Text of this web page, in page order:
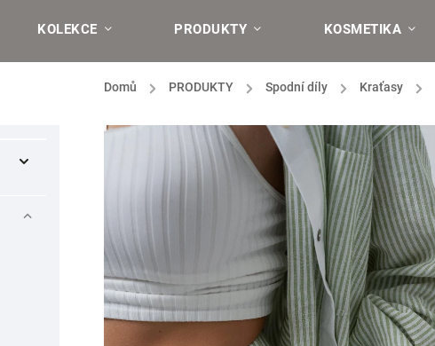
KOLEKCE PRODUKTY KOSMETIKA
Domů / PRODUKTY / Spodní díly / Kraťasy /